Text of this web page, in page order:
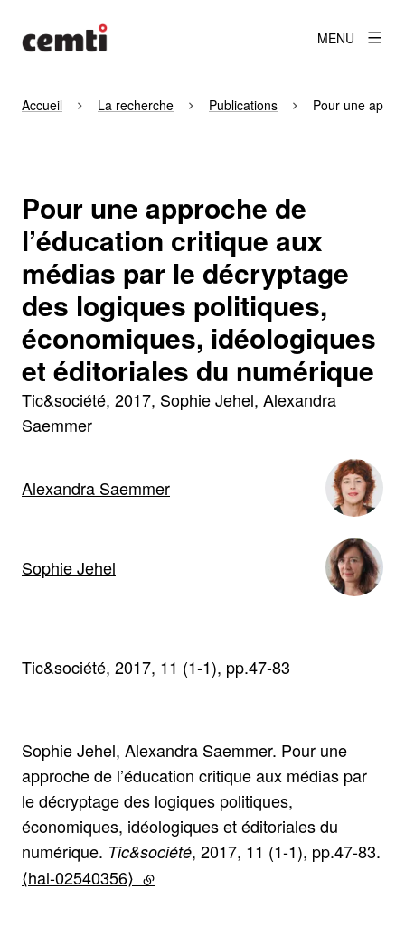
MENU
Accueil La recherche Publications Pour une
Pour une approche de
l’éducation critique aux
médias par le décryptage
des logiques politiques,
économiques, idéologiques
et éditoriales du numérique
Tic&société 2017 Sophie Jehel, Alexandra
Saemmer
Alexandra Saemmer
Sophie Jehel
Tic&société, 2017, 11 (1-1), pp.47-83
Sophie Jehel, Alexandra Saemmer. Pour une
approche de l’éducation critique aux médias par
le décryptage des logiques politiques,
économiques, idéologiques et éditoriales du
numérique. Tic&société, 2017, 11 (1-1), pp.47-83.
⟨hal-02540356⟩ (lien externe)